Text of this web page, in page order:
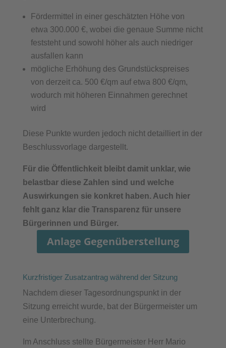
Fördermittel in einer geschätzten Höhe von
etwa 300.000 €, wobei die genaue Summe nicht
feststeht und sowohl höher als auch niedriger
ausfallen kann
mögliche Erhöhung des Grundstückspreises
von derzeit ca. 500 €/qm auf etwa 800 €/qm,
wodurch mit höheren Einnahmen gerechnet
wird
Diese Punkte wurden jedoch nicht detailliert in der
Beschlussvorlage dargestellt.
Für die Öffentlichkeit bleibt damit unklar, wie
belastbar diese Zahlen sind und welche
Auswirkungen sie konkret haben. Auch hier
fehlt ganz klar die Transparenz für unsere
Bürgerinnen und Bürger.
Anlage Gegenüberstellung
Kurzfristiger Zusatzantrag während der Sitzung
Nachdem dieser Tagesordnungspunkt in der
Sitzung erreicht wurde, bat der Bürgermeister um
eine Unterbrechung.
Im Anschluss stellte Bürgermeister Herr Mario